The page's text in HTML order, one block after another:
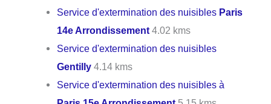
Service d'extermination des nuisibles Paris
14e Arrondissement 4.02 kms
Service d'extermination des nuisibles
Gentilly 4.14 kms
Service d'extermination des nuisibles à